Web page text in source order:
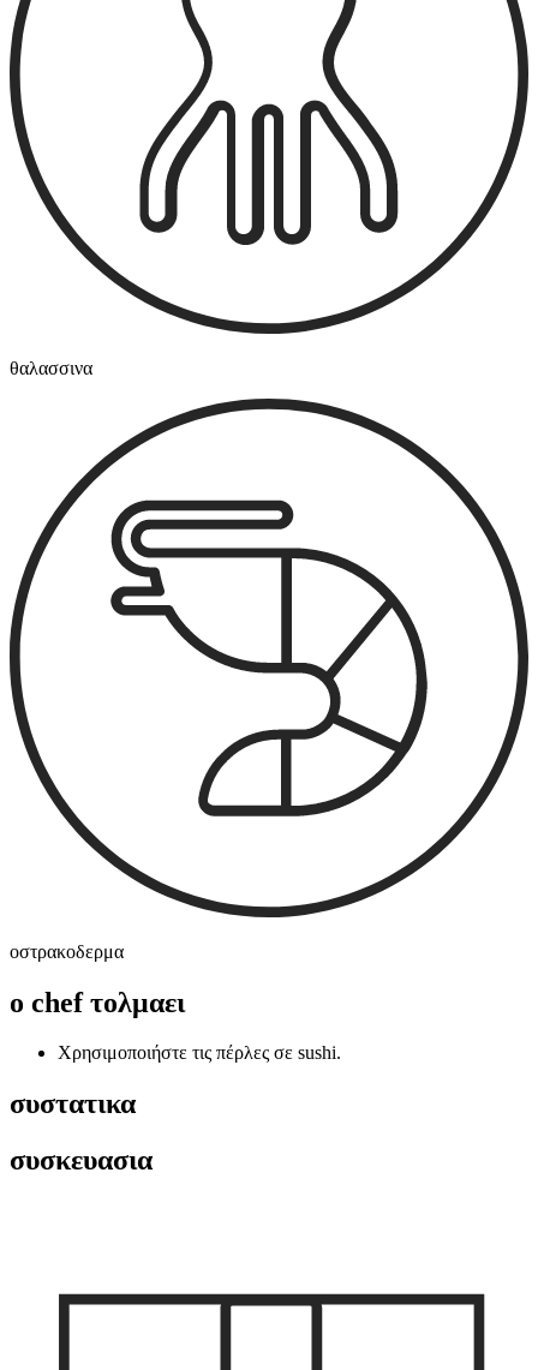
θαλασσινα
οστρακοδερμα
ο chef τολμαει
Χρησιμοποιήστε τις πέρλες σε sushi.
συστατικα
συσκευασια